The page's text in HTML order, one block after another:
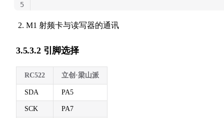
5
M1 射频卡与读写器的通讯
3.5.3.2 引脚选择
RC522 立创·梁山派
SDA PA5
SCK PA7